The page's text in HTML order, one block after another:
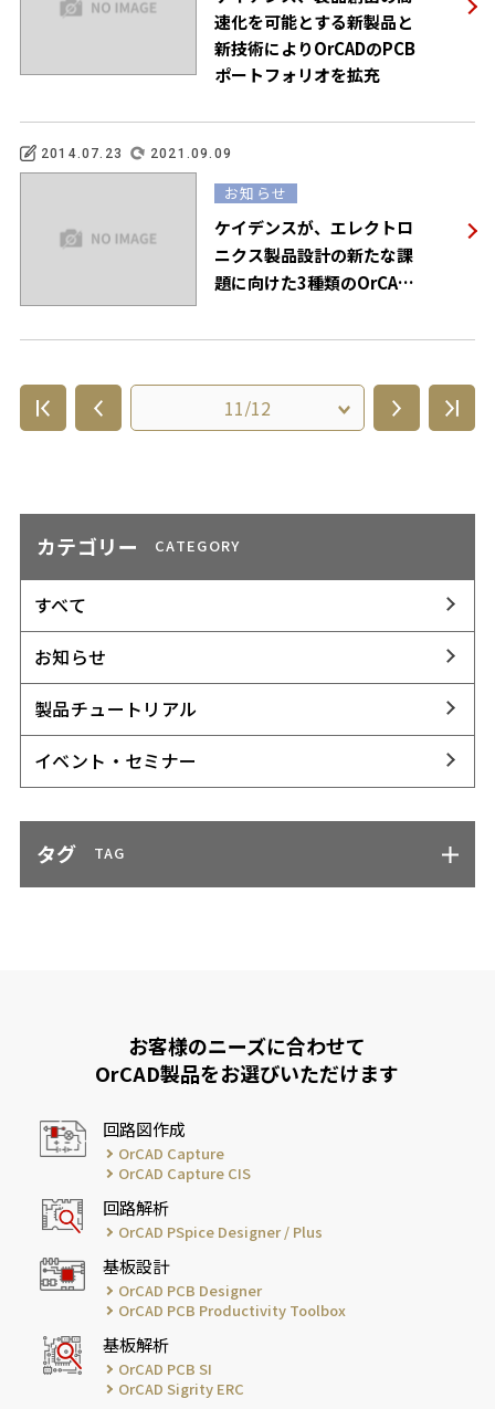
速化を可能とする新製品と
新技術によりOrCADのPCB
ポートフォリオを拡充
2014.07.23 2021.09.09
お知らせ
ケイデンスが、エレクトロ
ニクス製品設計の新たな課
題に向けた3種類のOrCAD
カテゴリー CATEGORY
すべて
お知らせ
製品チュートリアル
イベント・セミナー
タグ TAG
お客様のニーズに合わせて
OrCAD製品をお選びいただけます
回路図作成
OrCAD Capture
OrCAD Capture CIS
回路解析
OrCAD PSpice Designer / Plus
基板設計
OrCAD PCB Designer
OrCAD PCB Productivity Toolbox
基板解析
OrCAD PCB SI
OrCAD Sigrity ERC